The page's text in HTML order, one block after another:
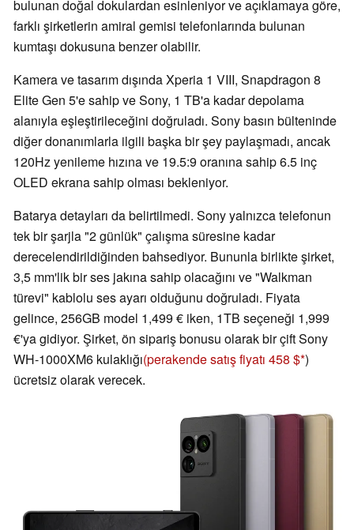
bulunan doğal dokulardan esinleniyor ve açıklamaya göre,
farklı şirketlerin amiral gemisi telefonlarında bulunan
kumtaşı dokusuna benzer olabilir.
Kamera ve tasarım dışında Xperia 1 VIII, Snapdragon 8
Elite Gen 5'e sahip ve Sony, 1 TB'a kadar depolama
alanıyla eşleştirileceğini doğruladı. Sony basın bülteninde
diğer donanımlarla ilgili başka bir şey paylaşmadı, ancak
120Hz yenileme hızına ve 19.5:9 oranına sahip 6.5 inç
OLED ekrana sahip olması bekleniyor.
Batarya detayları da belirtilmedi. Sony yalnızca telefonun
tek bir şarjla "2 günlük" çalışma süresine kadar
derecelendirildiğinden bahsediyor. Bununla birlikte şirket,
3,5 mm'lik bir ses jakına sahip olacağını ve "Walkman
türevi" kablolu ses ayarı olduğunu doğruladı. Fiyata
gelince, 256GB model 1,499 € iken, 1TB seçeneği 1,999
€'ya gidiyor. Şirket, ön sipariş bonusu olarak bir çift Sony
WH-1000XM6 kulaklığı(perakende satış fiyatı 458 $ )
ücretsiz olarak verecek.